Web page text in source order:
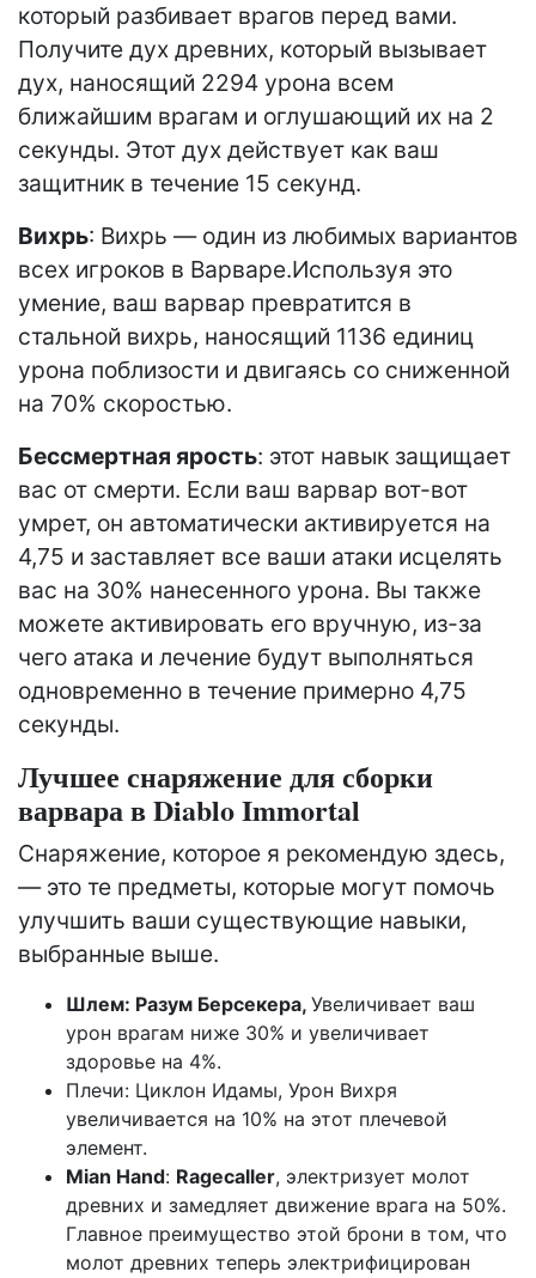
который разбивает врагов перед вами.
Получите дух древних, который вызывает
дух, наносящий 2294 урона всем
ближайшим врагам и оглушающий их на 2
секунды. Этот дух действует как ваш
защитник в течение 15 секунд.
Вихрь: Вихрь — один из любимых вариантов
всех игроков в Варваре.Используя это
умение, ваш варвар превратится в
стальной вихрь, наносящий 1136 единиц
урона поблизости и двигаясь со сниженной
на 70% скоростью.
Бессмертная ярость: этот навык защищает
вас от смерти. Если ваш варвар вот-вот
умрет, он автоматически активируется на
4,75 и заставляет все ваши атаки исцелять
вас на 30% нанесенного урона. Вы также
можете активировать его вручную, из-за
чего атака и лечение будут выполняться
одновременно в течение примерно 4,75
секунды.
Лучшее снаряжение для сборки
варвара в Diablo Immortal
Снаряжение, которое я рекомендую здесь,
— это те предметы, которые могут помочь
улучшить ваши существующие навыки,
выбранные выше.
Шлем: Разум Берсекера, Увеличивает ваш
урон врагам ниже 30% и увеличивает
здоровье на 4%.
Плечи: Циклон Идамы, Урон Вихря
увеличивается на 10% на этот плечевой
элемент.
Mian Hand: Ragecaller, электризует молот
древних и замедляет движение врага на 50%.
Главное преимущество этой брони в том, что
молот древних теперь электрифицирован